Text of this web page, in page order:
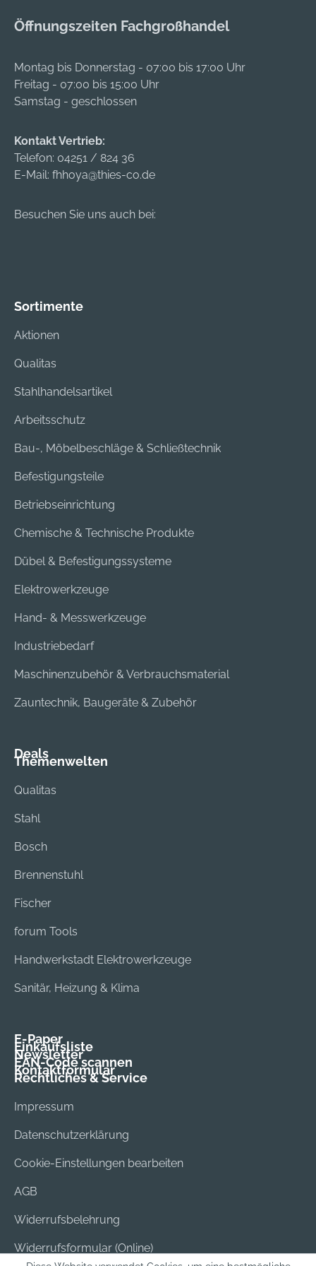
Zulassung/Norm:
EN
ermöglicht die
Nichtgebrauch vor
der Brust zutragen •
Sicherer und
schneller Bajonett-
• Die 3M™
Halbmaske ist
kompatibel mit 3M™
Schutzstufe der
5000 und 6000
Zulassung/Norm:
EN 140:1998
Öffnungszeiten Fachgroßhandel
Montag bis Donnerstag - 07:00 bis 17:00 Uhr
Freitag - 07:00 bis 15:00 Uhr
Samstag - geschlossen
Kontakt Vertrieb:
Telefon: 04251 / 824 36
E-Mail: fhhoya@thies-co.de
Besuchen Sie uns auch bei:
Sortimente
Aktionen
Qualitas
Stahlhandelsartikel
Arbeitsschutz
Bau-, Möbelbeschläge & Schließtechnik
Befestigungsteile
Betriebseinrichtung
Chemische & Technische Produkte
Dübel & Befestigungssysteme
Elektrowerkzeuge
Hand- & Messwerkzeuge
Industriebedarf
Maschinenzubehör & Verbrauchsmaterial
Zauntechnik, Baugeräte & Zubehör
Deals
Themenwelten
Qualitas
Stahl
Bosch
Brennenstuhl
Fischer
forum Tools
Handwerkstadt Elektrowerkzeuge
Sanitär, Heizung & Klima
E-Paper
Einkaufsliste
Newsletter
EAN-Code scannen
Kontaktformular
Rechtliches & Service
Impressum
Datenschutzerklärung
Cookie-Einstellungen bearbeiten
AGB
Widerrufsbelehrung
Widerrufsformular (Online)